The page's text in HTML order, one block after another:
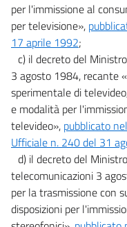
Disposizioni in
19
20
21
22
23
24
per l'immissione al
per televisione»,
17 aprile 1992;
c) il decreto del
3 agosto 1984, recante
sperimentale di
e modalità per
televideo», pubblicato
Ufficiale n. 240 del 31
d) il decreto del
telecomunicazioni 3
per la trasmissione con
disposizioni per